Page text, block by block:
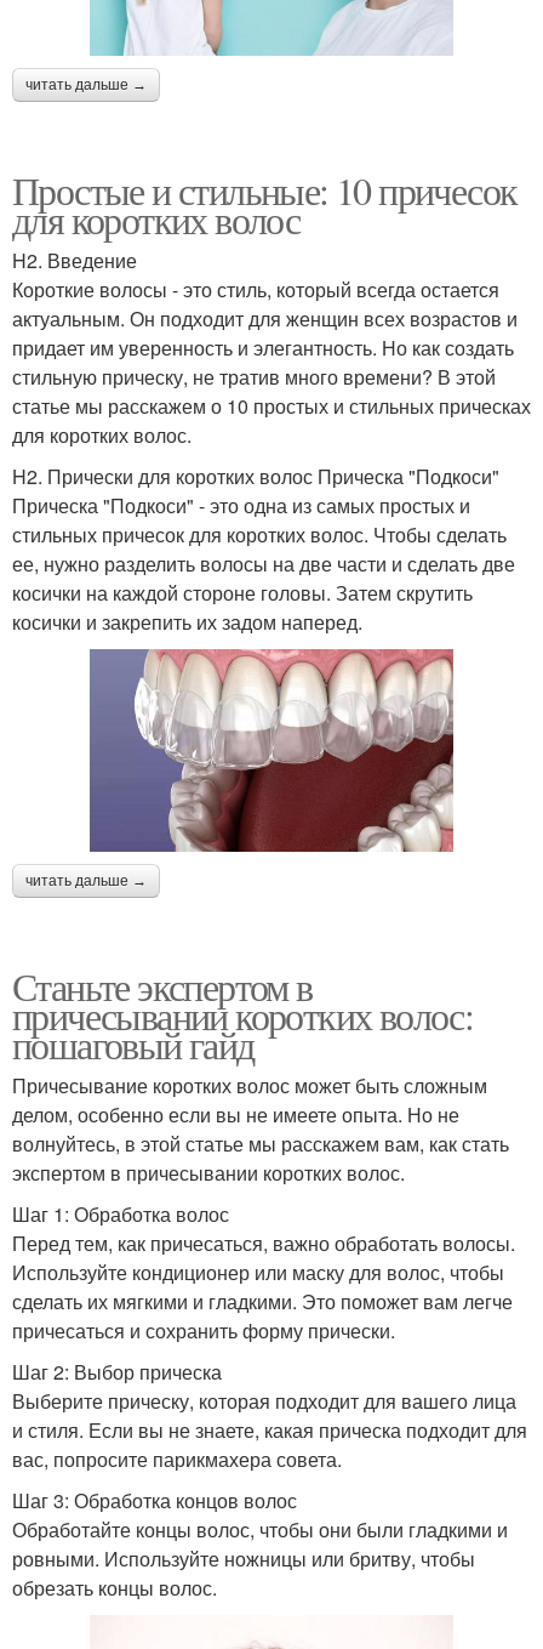
читать дальше →
Простые и стильные: 10 причесок
для коротких волос
H2. Введение
Короткие волосы - это стиль, который всегда остается
актуальным. Он подходит для женщин всех возрастов и
придает им уверенность и элегантность. Но как создать
стильную прическу, не тратив много времени? В этой
статье мы расскажем о 10 простых и стильных прическах
для коротких волос.
H2. Прически для коротких волос Прическа "Подкоси"
Прическа "Подкоси" - это одна из самых простых и
стильных причесок для коротких волос. Чтобы сделать
ее, нужно разделить волосы на две части и сделать две
косички на каждой стороне головы. Затем скрутить
косички и закрепить их задом наперед.
читать дальше →
Станьте экспертом в
причесывании коротких волос:
пошаговый гайд
Причесывание коротких волос может быть сложным
делом, особенно если вы не имеете опыта. Но не
волнуйтесь, в этой статье мы расскажем вам, как стать
экспертом в причесывании коротких волос.
Шаг 1: Обработка волос
Перед тем, как причесаться, важно обработать волосы.
Используйте кондиционер или маску для волос, чтобы
сделать их мягкими и гладкими. Это поможет вам легче
причесаться и сохранить форму прически.
Шаг 2: Выбор прическа
Выберите прическу, которая подходит для вашего лица
и стиля. Если вы не знаете, какая прическа подходит для
вас, попросите парикмахера совета.
Шаг 3: Обработка концов волос
Обработайте концы волос, чтобы они были гладкими и
ровными. Используйте ножницы или бритву, чтобы
обрезать концы волос.